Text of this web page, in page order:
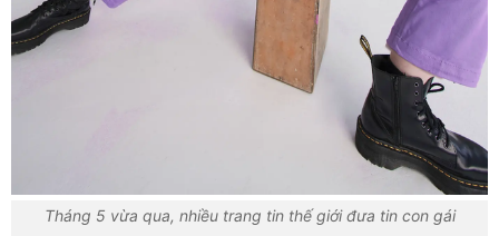
Tháng 5 vừa qua, nhiều trang tin thế giới đưa tin con gái